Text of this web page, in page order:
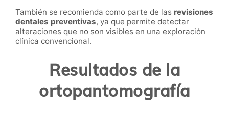
También se recomienda como parte de las revisiones
dentales preventivas, ya que permite detectar
alteraciones que no son visibles en una exploración
clínica convencional.
Resultados de la
ortopantomografía